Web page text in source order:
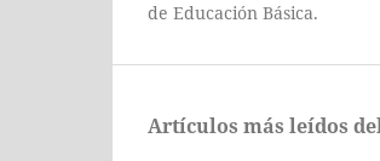
de Educación Básica.
Artículos más leídos